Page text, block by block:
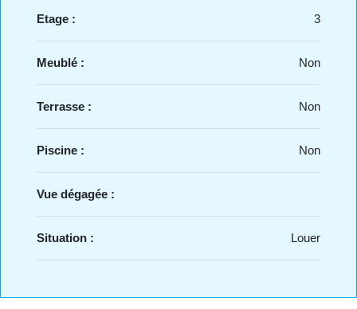
Etage : 3
Meublé : Non
Terrasse : Non
Piscine : Non
Vue dégagée :
Situation : Louer